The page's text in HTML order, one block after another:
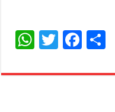
W
at
T
itt
F
c